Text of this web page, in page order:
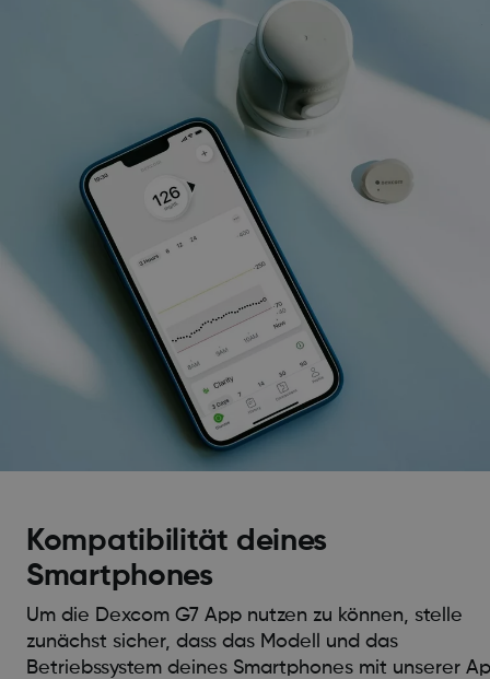
Kompatibilität deines
Smartphones
Um die Dexcom G7 App nutzen zu können, stelle
zunächst sicher, dass das Modell und das
Betriebssystem deines Smartphones mit unserer